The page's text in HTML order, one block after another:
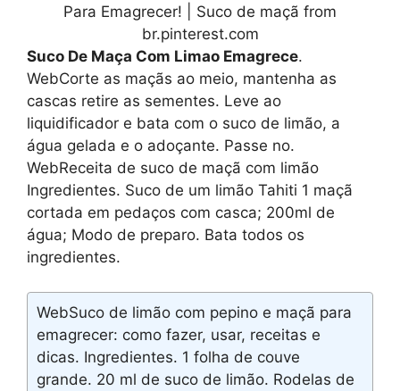
Para Emagrecer! | Suco de maçã from
br.pinterest.com
Suco De Maça Com Limao Emagrece.
WebCorte as maçãs ao meio, mantenha as
cascas retire as sementes. Leve ao
liquidificador e bata com o suco de limão, a
água gelada e o adoçante. Passe no.
WebReceita de suco de maçã com limão
Ingredientes. Suco de um limão Tahiti 1 maçã
cortada em pedaços com casca; 200ml de
água; Modo de preparo. Bata todos os
ingredientes.
WebSuco de limão com pepino e maçã para
emagrecer: como fazer, usar, receitas e
dicas. Ingredientes. 1 folha de couve
grande. 20 ml de suco de limão. Rodelas de